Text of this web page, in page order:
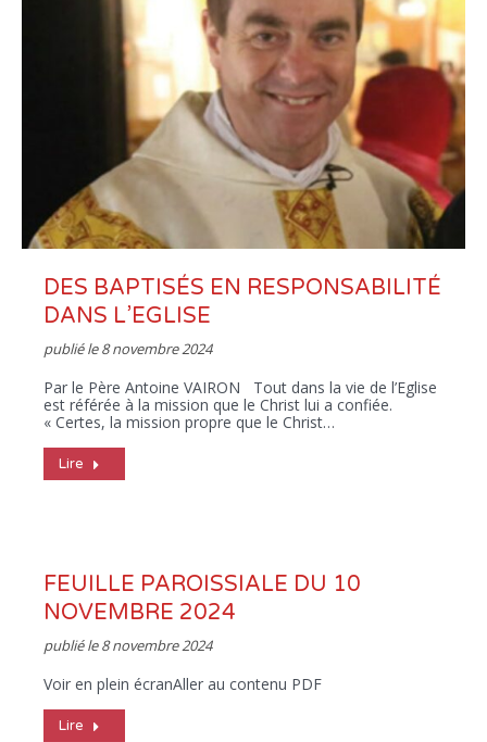
DES BAPTISÉS EN RESPONSABILITÉ
DANS L’EGLISE
publié le8 novembre 2024
Par le Père Antoine VAIRON Tout dans la vie de l’Eglise
est référée à la mission que le Christ lui a confiée.
« Certes, la mission propre que le Christ…
Lire
FEUILLE PAROISSIALE DU 10
NOVEMBRE 2024
publié le8 novembre 2024
Voir en plein écranAller au contenu PDF
Lire